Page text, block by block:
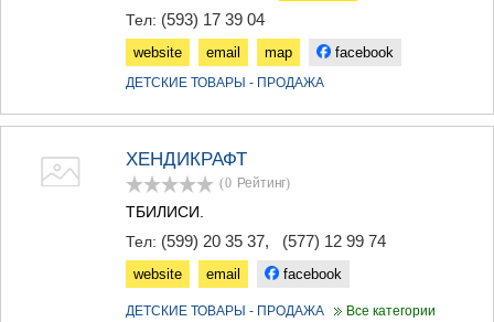
Тел: (593) 17 39 04
website email map facebook
ДЕТСКИЕ ТОВАРЫ - ПРОДАЖА
ХЕНДИКРАФТ
(0 Рейтинг)
ТБИЛИСИ.
Тел: (599) 20 35 37, (577) 12 99 74
website email facebook
ДЕТСКИЕ ТОВАРЫ - ПРОДАЖА Все категории